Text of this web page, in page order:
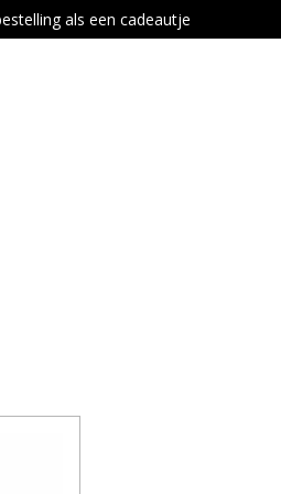
als een cadeautje